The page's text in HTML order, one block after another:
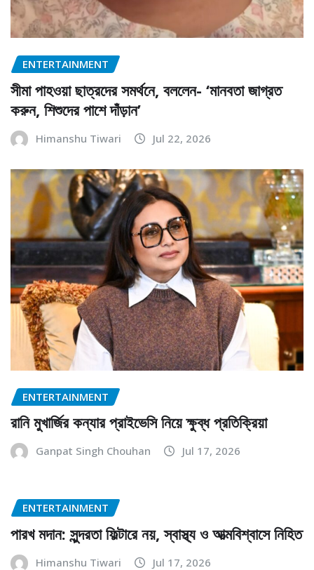
ENTERTAINMENT
সীমা পাহওয়া ছাত্রদের সমর্থনে, বললেন- ‘মানবতা জাগ্রত
করুন, শিশুদের পাশে দাঁড়ান’
Himanshu Tiwari Jul 22, 2026
ENTERTAINMENT
রানি মুখার্জির কন্যার প্রাইভেসি নিয়ে ক্ষুব্ধ প্রতিক্রিয়া
Ganpat Singh Chouhan Jul 17, 2026
ENTERTAINMENT
পারখ মদান: সুন্দরতা ফিল্টারে নয়, স্বাস্থ্য ও আত্মবিশ্বাসে নিহিত
Himanshu Tiwari Jul 17, 2026